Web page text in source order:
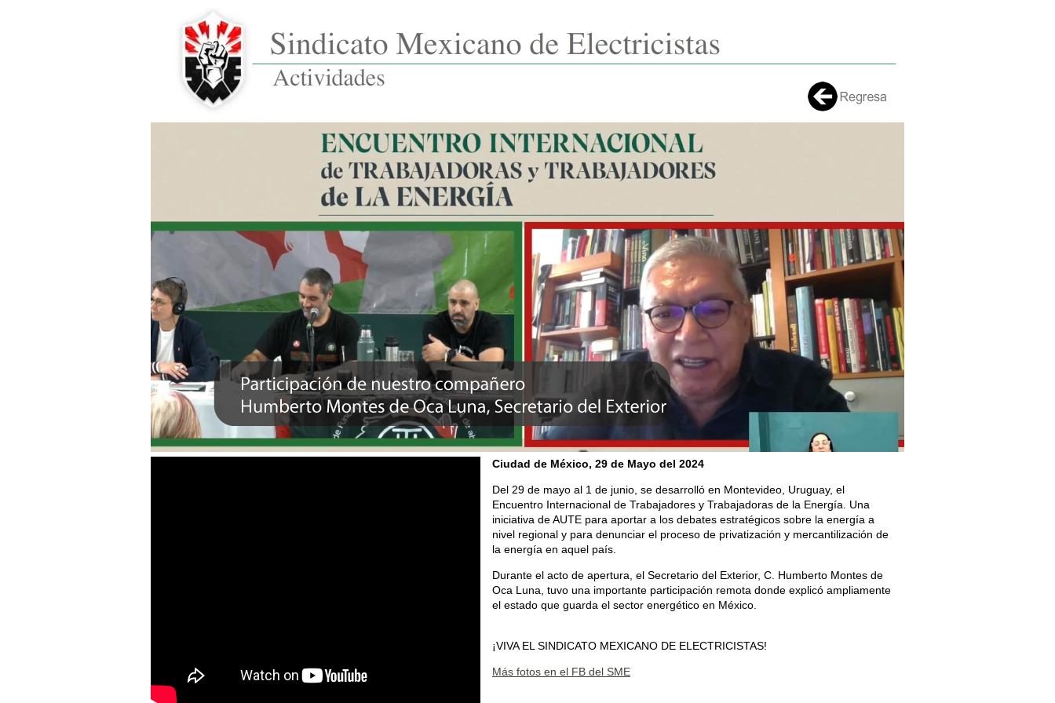
Ciudad de México, 29 de Mayo del 2024
Del 29 de mayo al 1 de junio, se desarrolló en Montevideo, Uruguay, el
Encuentro Internacional de Trabajadores y Trabajadoras de la Energía. Una
iniciativa de AUTE para aportar a los debates estratégicos sobre la energía a
nivel regional y para denunciar el proceso de privatización y mercantilización de
la energía en aquel país.
Durante el acto de apertura, el Secretario del Exterior, C. Humberto Montes de
Oca Luna, tuvo una importante participación remota donde explicó ampliamente
el estado que guarda el sector energético en México.
¡VIVA EL SINDICATO MEXICANO DE ELECTRICISTAS!
Más fotos en el FB del SME